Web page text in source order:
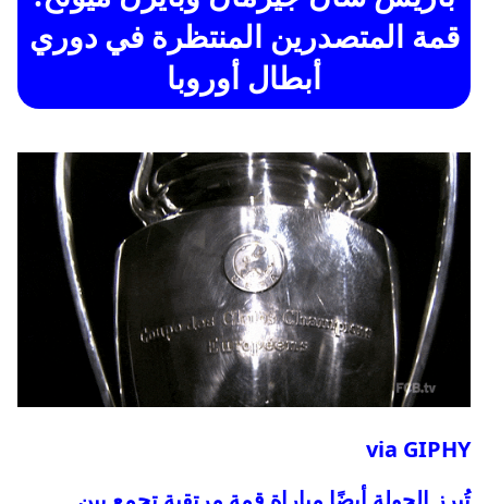
قمة المتصدرين المنتظرة فيدوري
أبطال أوروبا
via GIPHY